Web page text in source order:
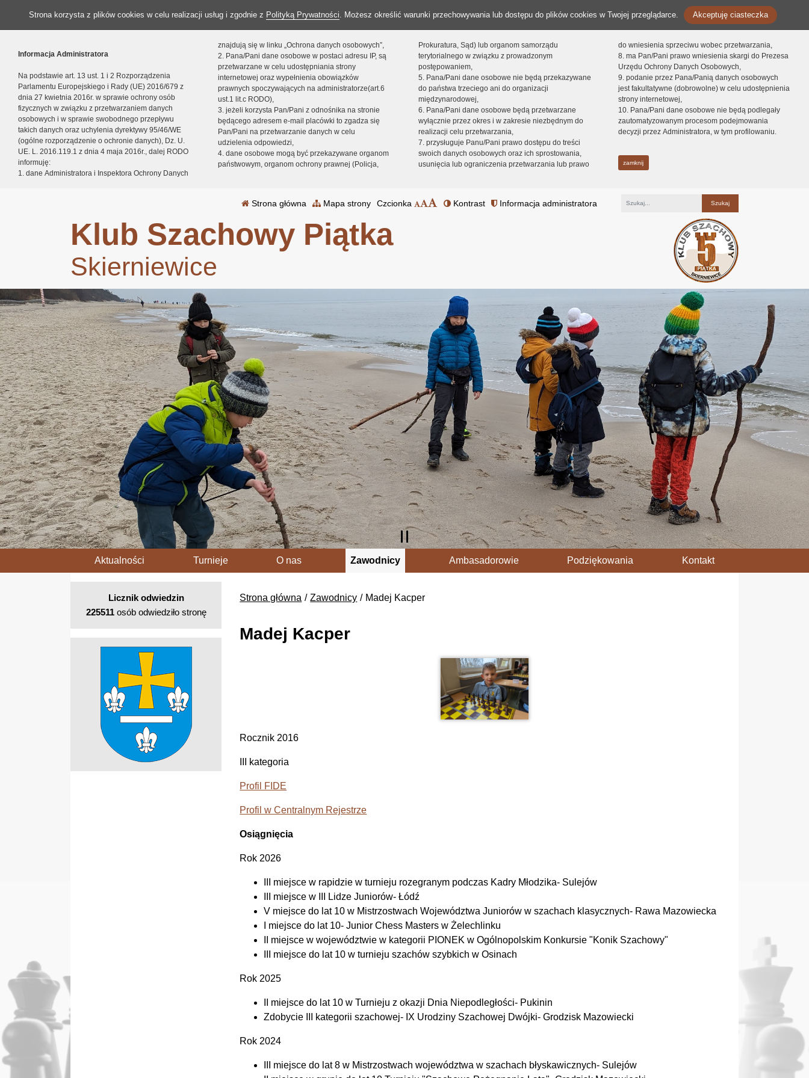
Strona korzysta z plików cookies w celu realizacji usług i zgodnie z Polityką Prywatności. Możesz określić warunki przechowywania lub dostępu do plików cookies w Twojej przeglądarce. Akceptuję ciasteczka
Informacja Administratora
Na podstawie art. 13 ust. 1 i 2 Rozporządzenia
Parlamentu Europejskiego i Rady (UE) 2016/679 z
dnia 27 kwietnia 2016r. w sprawie ochrony osób
fizycznych w związku z przetwarzaniem danych
osobowych i w sprawie swobodnego przepływu
takich danych oraz uchylenia dyrektywy 95/46/WE
(ogólne rozporządzenie o ochronie danych), Dz. U.
UE. L. 2016.119.1 z dnia 4 maja 2016r., dalej RODO
informuję:
1. dane Administratora i Inspektora Ochrony Danych
znajdują się w linku „Ochrona danych osobowych”,
2. Pana/Pani dane osobowe w postaci adresu IP, są
przetwarzane w celu udostępniania strony
internetowej oraz wypełnienia obowiązków
prawnych spoczywających na administratorze(art.6
ust.1 lit.c RODO),
3. jeżeli korzysta Pan/Pani z odnośnika na stronie
będącego adresem e-mail placówki to zgadza się
Pan/Pani na przetwarzanie danych w celu
udzielenia odpowiedzi,
4. dane osobowe mogą być przekazywane organom
państwowym, organom ochrony prawnej (Policja,
Prokuratura, Sąd) lub organom samorządu
terytorialnego w związku z prowadzonym
postępowaniem,
5. Pana/Pani dane osobowe nie będą przekazywane
do państwa trzeciego ani do organizacji
międzynarodowej,
6. Pana/Pani dane osobowe będą przetwarzane
wyłącznie przez okres i w zakresie niezbędnym do
realizacji celu przetwarzania,
7. przysługuje Panu/Pani prawo dostępu do treści
swoich danych osobowych oraz ich sprostowania,
usunięcia lub ograniczenia przetwarzania lub prawo
do wniesienia sprzeciwu wobec przetwarzania,
8. ma Pan/Pani prawo wniesienia skargi do Prezesa
Urzędu Ochrony Danych Osobowych,
9. podanie przez Pana/Panią danych osobowych
jest fakultatywne (dobrowolne) w celu udostępnienia
strony internetowej,
10. Pana/Pani dane osobowe nie będą podlegały
zautomatyzowanym procesom podejmowania
decyzji przez Administratora, w tym profilowaniu.
zamknij
Strona główna Mapa strony Czcionka Kontrast Informacja administratora
Klub Szachowy Piątka
Skierniewice
Aktualności Turnieje O nas Zawodnicy Ambasadorowie Podziękowania Kontakt
Strona główna Zawodnicy Madej Kacper
Madej Kacper
Rocznik 2016
III kategoria
Profil FIDE
Profil w Centralnym Rejestrze
Osiągnięcia
Rok 2026
III miejsce w rapidzie w turnieju rozegranym podczas Kadry Młodzika- Sulejów
III miejsce w III Lidze Juniorów- Łódź
V miejsce do lat 10 w Mistrzostwach Województwa Juniorów w szachach klasycznych- Rawa Mazowiecka
I miejsce do lat 10- Junior Chess Masters w Żelechlinku
II miejsce w województwie w kategorii PIONEK w Ogólnopolskim Konkursie "Konik Szachowy"
III miejsce do lat 10 w turnieju szachów szybkich w Osinach
Rok 2025
II miejsce do lat 10 w Turnieju z okazji Dnia Niepodległości- Pukinin
Zdobycie III kategorii szachowej- IX Urodziny Szachowej Dwójki- Grodzisk Mazowiecki
Rok 2024
III miejsce do lat 8 w Mistrzostwach województwa w szachach błyskawicznych- Sulejów
Licznik odwiedzin
225511osób odwiedziło stronę